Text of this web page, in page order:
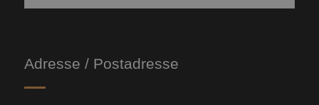
Adresse / Postadresse